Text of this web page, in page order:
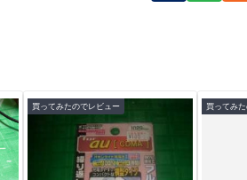
買ってみたのでレビュー 買ってみ